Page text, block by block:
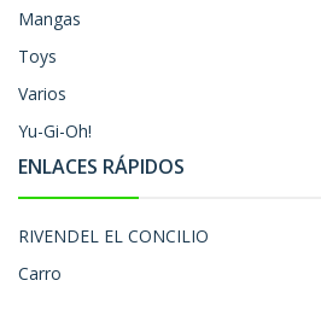
Mangas
Toys
Varios
Yu-Gi-Oh!
ENLACES RÁPIDOS
RIVENDEL EL CONCILIO
Carro